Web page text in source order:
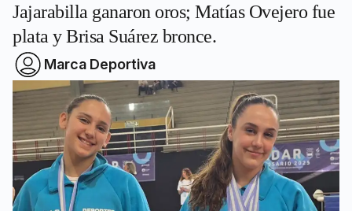
Jajarabilla ganaron oros; Matías Ovejero fue
plata y Brisa Suárez bronce.
Marca Deportiva